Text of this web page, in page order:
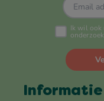
Informatie